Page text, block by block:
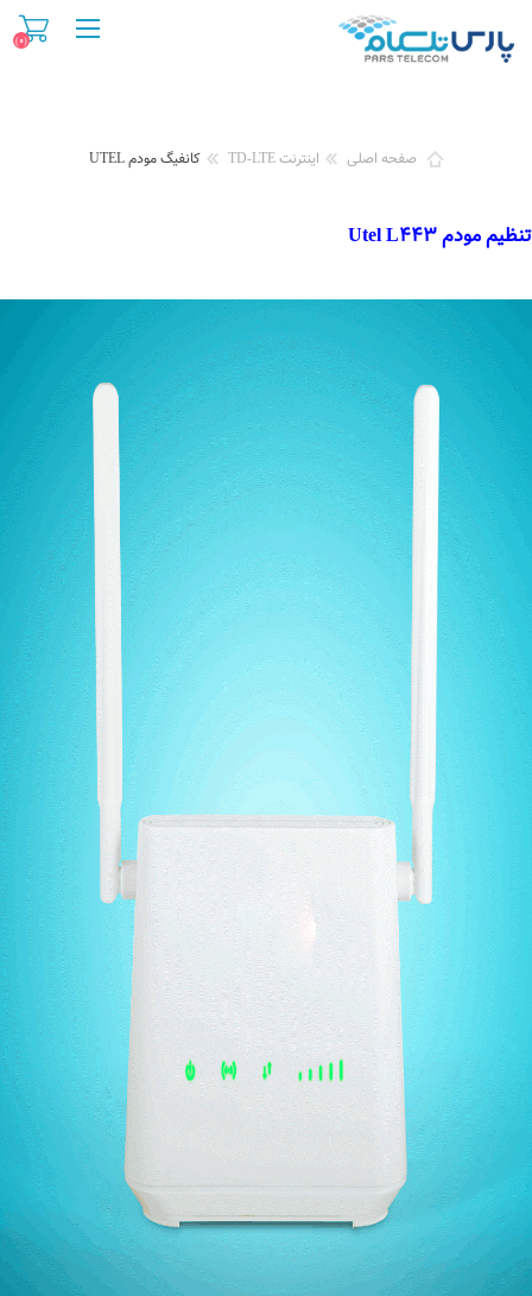
(۰)
صفحه اصلی اینترنت TD-LTE کانفیگ مودم UTEL
تنظیم مودم Utel L۴۴۳